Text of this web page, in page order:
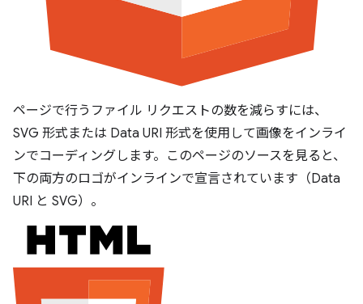
ページで行うファイル リクエストの数を減らすには、
SVG 形式または Data URI 形式を使用して画像をインライ
ンでコーディングします。このページのソースを見ると、
下の両方のロゴがインラインで宣言されています（Data
URI と SVG）。